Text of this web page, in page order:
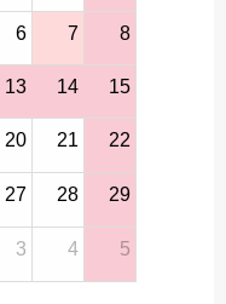
6 7 8
13 14 15
20 21 22
27 28 29
3 4 5